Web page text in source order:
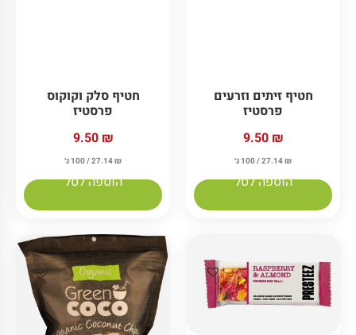
חטיף זיתים וזרעים
פרסטיז
9.50 ₪
27.14₪ / 100 ג׳
הוספה לסל
חטיף סלק וקוקוס
פרסטיז
9.50 ₪
27.14₪ / 100 ג׳
הוספה לסל